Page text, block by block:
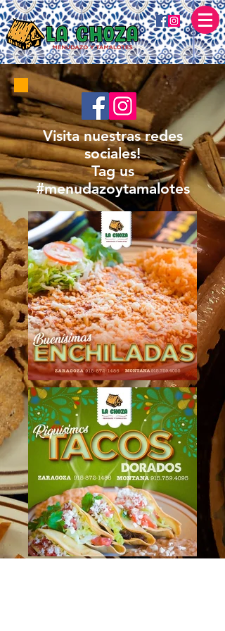
Visita nuestras redes
sociales!
Tag us
#menudazoytamalotes